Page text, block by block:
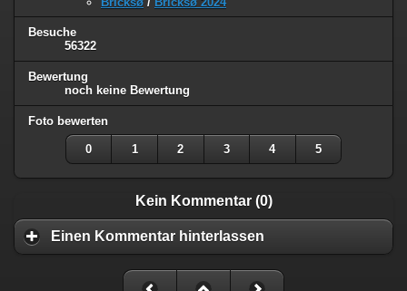
Besuche
56322
Bewertung
noch keine Bewertung
Foto bewerten
0 1 2 3 4 5
Kein Kommentar (0)
Einen Kommentar hinterlassen